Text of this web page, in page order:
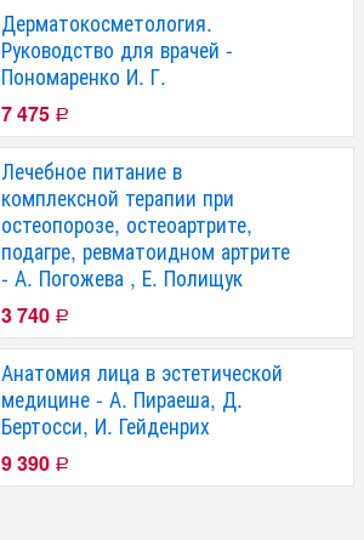
Дерматокосметология.
Руководство для врачей -
Пономаренко И. Г.
7 475 Р
Лечебное питание в
комплексной терапии при
остеопорозе, остеоартрите,
подагре, ревматоидном артрите
- А. Погожева , Е. Полищук
3 740 Р
Анатомия лица в эстетической
медицине - А. Пираеша, Д.
Бертосси, И. Гейденрих
9 390 Р